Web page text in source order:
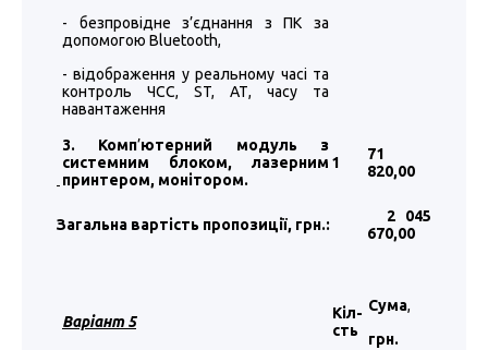
- безпровідне з’єднання з ПК за
допомогою Bluetooth,
- відображення у реальному часі та
контроль ЧСС, ST, АТ, часу та
навантаження
3. Комп’ютерний модуль з
системним блоком, лазерним
принтером, монітором.
1
71
820,00
Загальна вартість пропозиції, грн.:
2 045
670,00
Варіант 5
Кіл-
сть
Сума,
грн.